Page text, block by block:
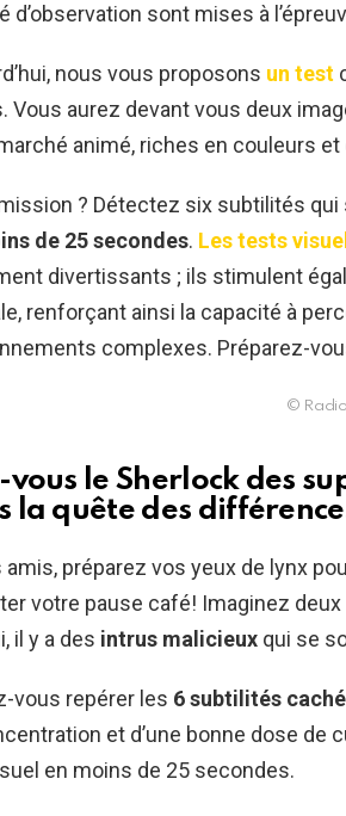
d’observation sont mises à
nous vous proposons un test
Vous aurez devant vous deux
animé, riches en couleurs
? Détectez six subtilités
de 25 secondes. Les tests
divertissants ; ils stimulent
renforçant ainsi la capacité à
complexes. Préparez-
©
vous le Sherlock des
la quête des
amis, préparez vos yeux de lynx
votre pause café! Imaginez
il y a des intrus malicieux qui se
vous repérer les 6 subtilités
et d’une bonne dose de
en moins de 25 secondes.